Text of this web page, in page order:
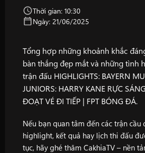
Thời gian: 10:30
Ngày: 21/06/2025
Tổng hợp những khoảnh khắc
bàn thắng đẹp mắt và những tình
trận đấu HIGHLIGHTS: BAYERN
JUNIORS: HARRY KANE RỰC
ĐOẠT VÉ ĐI TIẾP | FPT BÓNG ĐÁ.
Nếu bạn quan tâm đến các trận cầu
highlight, kết quả hay lịch thi đấu
tục, hãy ghé thăm CakhiaTV – nền